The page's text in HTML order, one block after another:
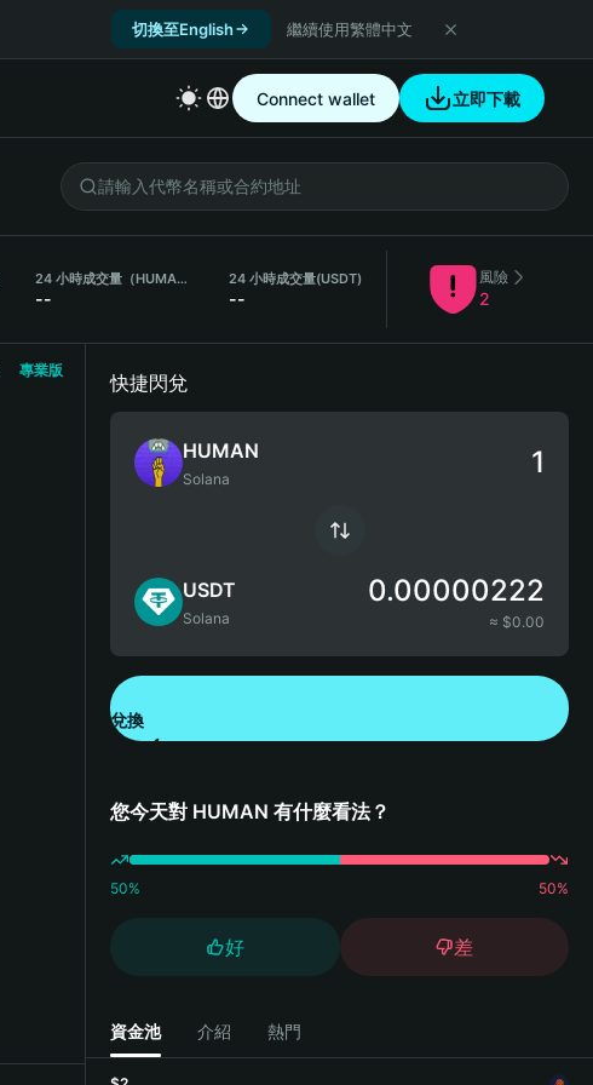
切換至English 繼續使用繁體中文
Connect wallet 立即下載
24 小時成交量（HUMAN）
--
24 小時成交量(USDT)
--
風險
2
專業版
快捷閃兌
HUMAN
Solana
USDT
Solana
0.00000222
≈ $0.00
兌換
您今天對 HUMAN 有什麼看法？
50% 50%
好 差
資金池 介紹 熱門